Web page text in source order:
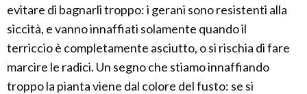
evitare di bagnarli troppo: i gerani sono resistenti alla
siccità, e vanno innaffiati solamente quando il
terriccio è completamente asciutto, o si rischia di fare
marcire le radici. Un segno che stiamo innaffiando
troppo la pianta viene dal colore del fusto: se si